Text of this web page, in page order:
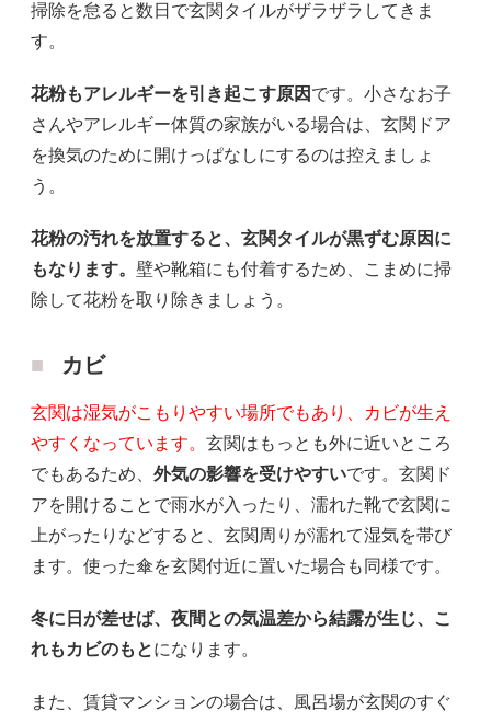
掃除を怠ると数日で玄関タイルがザラザラしてきま
す。
花粉もアレルギーを引き起こす原因 です。小さなお子
さんやアレルギー体質の家族がいる場合は、玄関ドア
を換気のために開けっぱなしにするのは控えましょ
う。
花粉の汚れを放置すると、玄関タイルが黒ずむ原因に
もなります。 壁や靴箱にも付着するため、こまめに掃
除して花粉を取り除きましょう。
カビ
玄関は湿気がこもりやすい場所でもあり、カビが生え
やすくなっています。 玄関はもっとも外に近いところ
でもあるため、 外気の影響を受けやすいです。玄関ド
アを開けることで雨水が入ったり、濡れた靴で玄関に
上がったりなどすると、玄関周りが濡れて湿気を帯び
ます。使った傘を玄関付近に置いた場合も同様です。
冬に日が差せば、夜間との気温差から結露が生じ、こ
れもカビのもとになります。
また、賃貸マンションの場合は、風呂場が玄関のすぐ